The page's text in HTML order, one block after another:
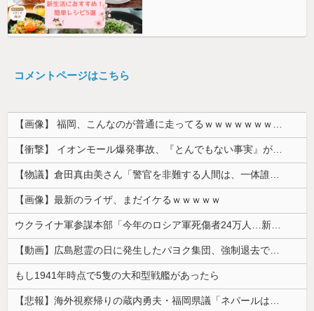
コメントページはこちら
【画像】 福岡、こんなのが普通に走ってるｗｗｗｗｗｗｗｗｗｗｗｗｗｗｗｗ
【衝撃】 イオンモール爆発事故、『とんでもない事実』が判明してしまう・・・・・・
【物議】倉田真由美さん「警官を非難する人間は、一体誰の命を守りたいのか」
【画像】最新のライザ、まだイケるｗｗｗｗｗ
ウクライナ軍参謀本部「今年のロシア軍死傷者24万人…新規兵力の募集規模を上回る」！
【動画】広島慰霊の日に発生したパヨク集団、強制退去で機動隊により無事排除される
もし1941年時点で5隻の大和型戦艦があったら
【悲報】海外視察帰りの蔵内勇夫・福岡県議「ネパールは天国だった！」あまりの能天気発言で大炎上 → ｗｗｗｗｗｗｗｗｗｗｗｗｗｗ